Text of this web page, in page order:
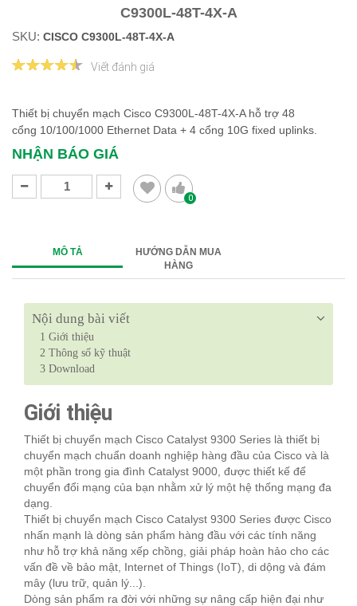
C9300L-48T-4X-A
SKU: CISCO C9300L-48T-4X-A
Viết đánh giá
Thiết bị chuyển mạch Cisco C9300L-48T-4X-A hỗ trợ 48
cổng 10/100/1000 Ethernet Data + 4 cổng 10G fixed uplinks.
NHẬN BÁO GIÁ
0
MÔ TẢ
HƯỚNG DẪN MUA
HÀNG
Nội dung bài viết
1 Giới thiệu
2 Thông số kỹ thuật
3 Download
Giới thiệu
Thiết bị chuyển mạch Cisco Catalyst 9300 Series là thiết bị
chuyển mạch chuẩn doanh nghiệp hàng đầu của Cisco và là
một phần trong gia đình Catalyst 9000, được thiết kế để
chuyển đổi mạng của bạn nhằm xử lý một hệ thống mạng đa
dạng.
Thiết bị chuyển mạch Cisco Catalyst 9300 Series được Cisco
nhấn mạnh là dòng sản phẩm hàng đầu với các tính năng
như hỗ trợ khả năng xếp chồng, giải pháp hoàn hảo cho các
vấn đề về bảo mật, Internet of Things (IoT), di dộng và đám
mây (lưu trữ, quản lý...).
Dòng sản phẩm ra đời với những sự nâng cấp hiện đại như